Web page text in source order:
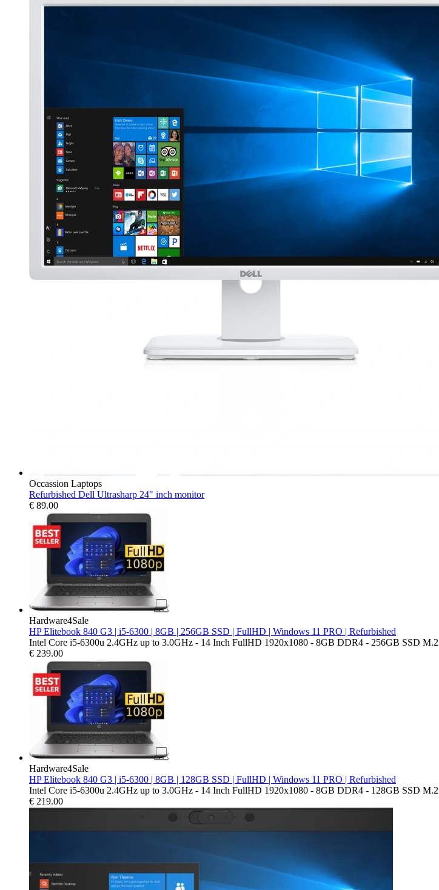
Occassion Laptops
Refurbished Dell Ultrasharp 24" inch monitor
€ 89.00
Hardware4Sale
HP Elitebook 840 G3 | i5-6300 | 8GB | 256GB SSD | FullHD | Windows 11 PRO | Refurbished
Intel Core i5-6300u 2.4GHz up to 3.0GHz - 14 Inch FullHD 1920x1080 - 8GB DDR4 - 256GB SSD
€ 239.00
Hardware4Sale
HP Elitebook 840 G3 | i5-6300 | 8GB | 128GB SSD | FullHD | Windows 11 PRO | Refurbished
Intel Core i5-6300u 2.4GHz up to 3.0GHz - 14 Inch FullHD 1920x1080 - 8GB DDR4 - 128GB SSD
€ 219.00